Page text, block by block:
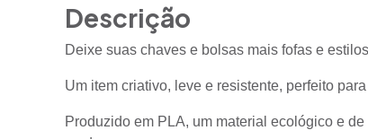
Descrição
Deixe suas chaves e bolsas mais fofas e
Um item criativo, leve e resistente, perfeito
Produzido em PLA, um material ecológico e